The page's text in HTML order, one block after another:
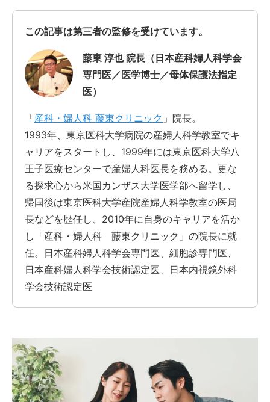
この記事は第三者の監修を受けています。
藤東 淳也 院長（日本産科婦人科学会
専門医／医学博士／母体保護法指定
医）
「産科・婦人科 藤東クリニック 」院長。
1993年、東京医科大学病院の産婦人科学教室でキ
ャリアをスタートし、1999年には東京医科大学八
王子医療センターで産婦人科医長を務める。更な
る探求心から米国カンザス大学医学部へ留学し、
帰国後は東京医科大学産院産婦人科学教室の医局
長などを歴任し、2010年に自身のキャリアを活か
し「産科・婦人科 藤東クリニック」の院長に就
任。日本産科婦人科学会専門医、細胞診専門医、
日本産科婦人科学会技術認定医、日本内視鏡外科
学会技術認定医